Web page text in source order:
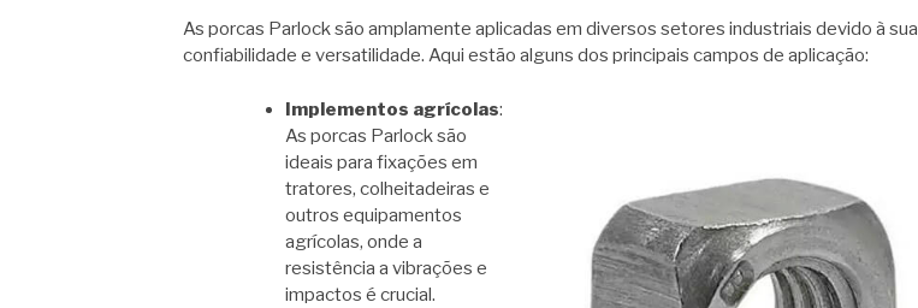
As porcas Parlock são amplamente aplicadas em diversos setores industriais devido à sua
confiabilidade e versatilidade. Aqui estão alguns dos principais campos de aplicação:
Implementos agrícolas:
As porcas Parlock são
ideais para fixações em
tratores, colheitadeiras e
outros equipamentos
agrícolas, onde a
resistência a vibrações e
impactos é crucial.